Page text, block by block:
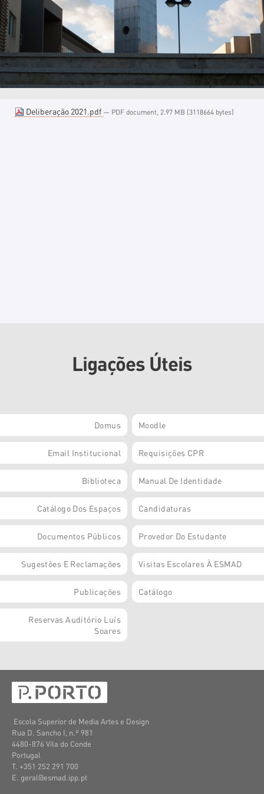
Deliberação 2021.pdf — PDF document, 2.97 MB (3118664 bytes)
Ligações Úteis
Domus Moodle
Email Institucional Requisições CPR
Biblioteca Manual De Identidade
Catálogo Dos Espaços Candidaturas
Documentos Públicos Provedor Do Estudante
Sugestões E Reclamações Visitas Escolares À ESMAD
Publicações Catálogo
Reservas Auditório Luís
Soares
Escola Superior de Media Artes e Design
Rua D. Sancho I, n.º 981
4480-876 Vila do Conde
Portugal
T. +351 252 291 700
E. geral@esmad.ipp.pt